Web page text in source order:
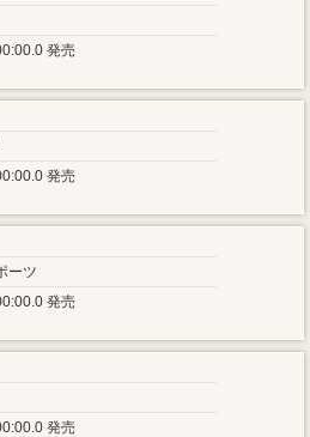
発売
発売
ーツ
発売
発売